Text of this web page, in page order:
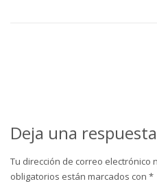
Deja una respuesta
Tu dirección de correo electrónico
obligatorios están marcados con *